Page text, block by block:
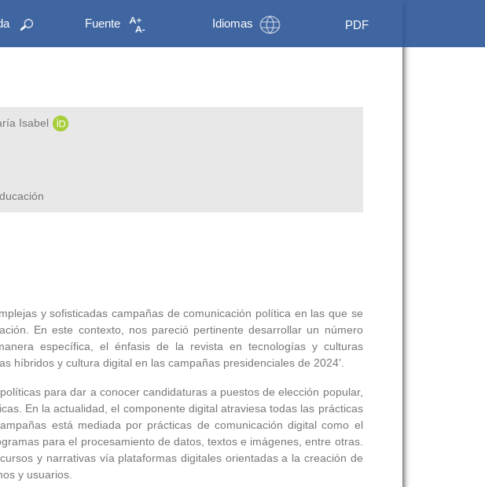
Fuente Idiomas PDF
Isabel
y sofisticadas campañas de comunicación política en las que se
En este contexto, nos pareció pertinente desarrollar un número
específica, el énfasis de la revista en tecnologías y culturas
híbridos y cultura digital en las campañas presidenciales de 2024'.
para dar a conocer candidaturas a puestos de elección popular,
En la actualidad, el componente digital atraviesa todas las prácticas
está mediada por prácticas de comunicación digital como el
para el procesamiento de datos, textos e imágenes, entre otras.
y narrativas vía plataformas digitales orientadas a la creación de
y usuarios.